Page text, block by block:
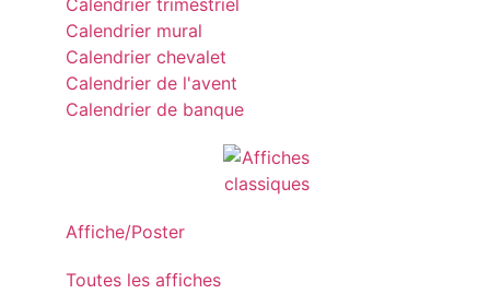
Calendrier trimestriel
Calendrier mural
Calendrier chevalet
Calendrier de l'avent
Calendrier de banque
Affiche/Poster
Toutes les affiches